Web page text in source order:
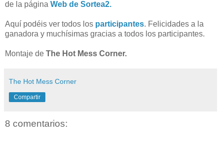
de la página Web de Sortea2.
Aquí podéis ver todos los participantes. Felicidades a la
ganadora y muchísimas gracias a todos los participantes.
Montaje de The Hot Mess Corner.
The Hot Mess Corner
Compartir
8 comentarios: